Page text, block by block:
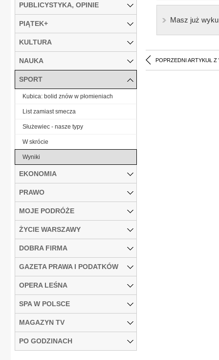
Masz już
POPRZEDNI ARTYKUŁ Z
PUBLICYSTYKA, OPINIE
PIĄTEK+
KULTURA
NAUKA
SPORT
Kubica: bolid znów w płomieniach
List zamiast smecza
Służewiec - nasze typy
W skrócie
Wyniki
EKONOMIA
PRAWO
MOJE PODRÓŻE
ŻYCIE WARSZAWY
DOBRA FIRMA
GAZETA PRAWA I PODATKÓW
OPERA LEŚNA
SPA W POLSCE
MAGAZYN TV
PO GODZINACH